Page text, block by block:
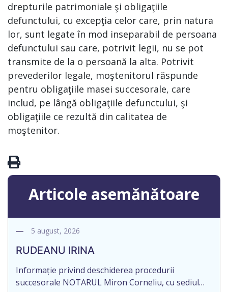
drepturile patrimoniale şi obligaţiile
defunctului, cu excepţia celor care, prin natura
lor, sunt legate în mod inseparabil de persoana
defunctului sau care, potrivit legii, nu se pot
transmite de la o persoană la alta. Potrivit
prevederilor legale, moştenitorul răspunde
pentru obligaţiile masei succesorale, care
includ, pe lângă obligaţiile defunctului, şi
obligaţiile ce rezultă din calitatea de
moştenitor.
Articole asemănătoare
5 august, 2026
RUDEANU IRINA
Informație privind deschiderea procedurii
succesorale NOTARUL Miron Corneliu, cu sediul